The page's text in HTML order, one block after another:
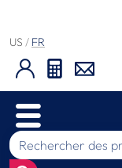
US / FR